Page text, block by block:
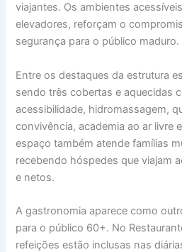
viajantes. Os ambientes
elevadores, reforçam o
segurança para o público maduro.
Entre os destaques da estrutura
sendo três cobertas e aquecidas
acessibilidade, hidromassagem,
convivência, academia ao ar livre
espaço também atende famílias
recebendo hóspedes que viajam
e netos.
A gastronomia aparece como
para o público 60+. No
refeições estão inclusas nas